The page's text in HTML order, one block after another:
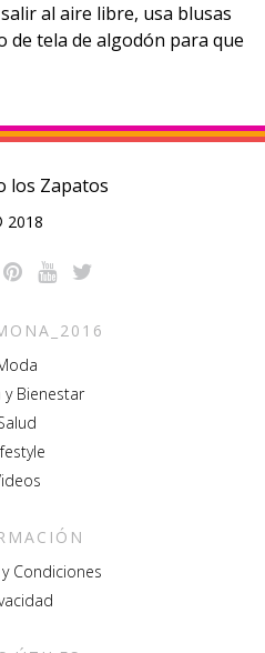
al aire libre, usa blusas
de tela de algodón para que
2018
y Bienestar
Condiciones